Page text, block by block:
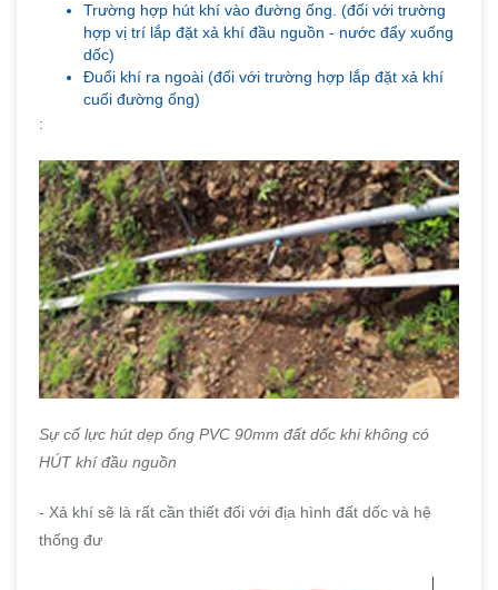
Trường hợp hút khí vào đường ống. (đối với trường
hợp vị trí lắp đặt xả khí đầu nguồn - nước đẩy xuống
dốc)
Đuổi khí ra ngoài (đối với trường hợp lắp đặt xả khí
cuối đường ống)
:
Sự cố lực hút dẹp ống PVC 90mm đất dốc khi không có
HÚT khí đầu nguồn
- Xả khí sẽ là rất cần thiết đối với địa hình đất dốc và hệ
thống đư